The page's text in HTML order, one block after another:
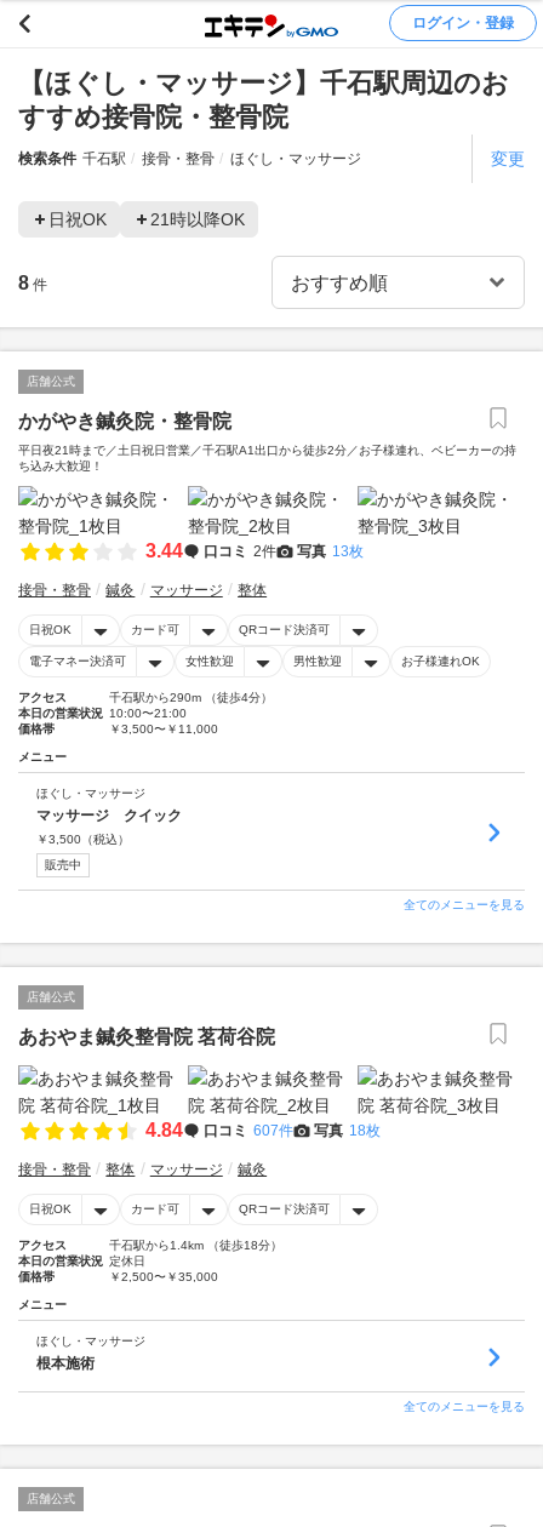
ログイン・登録
【ほぐし・マッサージ】千石駅周辺のお
すすめ接骨院・整骨院
検索条件 千石駅 接骨・整骨 ほぐし・マッサージ 変更
日祝OK 21時以降OK
8 件
店舗公式
かがやき鍼灸院・整骨院
平日夜21時まで／土日祝日営業／千石駅A1出口から徒歩2分／お子様連れ、ベビーカーの持
ち込み大歓迎！
3.44 口コミ 2件 写真 13枚
接骨・整骨 鍼灸 マッサージ 整体
日祝OK カード可 QRコード決済可
電子マネー決済可 女性歓迎 男性歓迎 お子様連れOK
アクセス
千石駅から290m （徒歩4分）
本日の営業状況 10:00〜21:00
価格帯
￥3,500〜￥11,000
メニュー
ほぐし・マッサージ
マッサージ クイック
￥3,500 （税込）
販売中
全てのメニューを見る
店舗公式
あおやま鍼灸整骨院 茗荷谷院
4.84 口コミ 607件 写真 18枚
接骨・整骨 整体 マッサージ 鍼灸
日祝OK カード可 QRコード決済可
アクセス
千石駅から1.4km （徒歩18分）
本日の営業状況 定休日
価格帯
￥2,500〜￥35,000
メニュー
ほぐし・マッサージ
根本施術
全てのメニューを見る
店舗公式